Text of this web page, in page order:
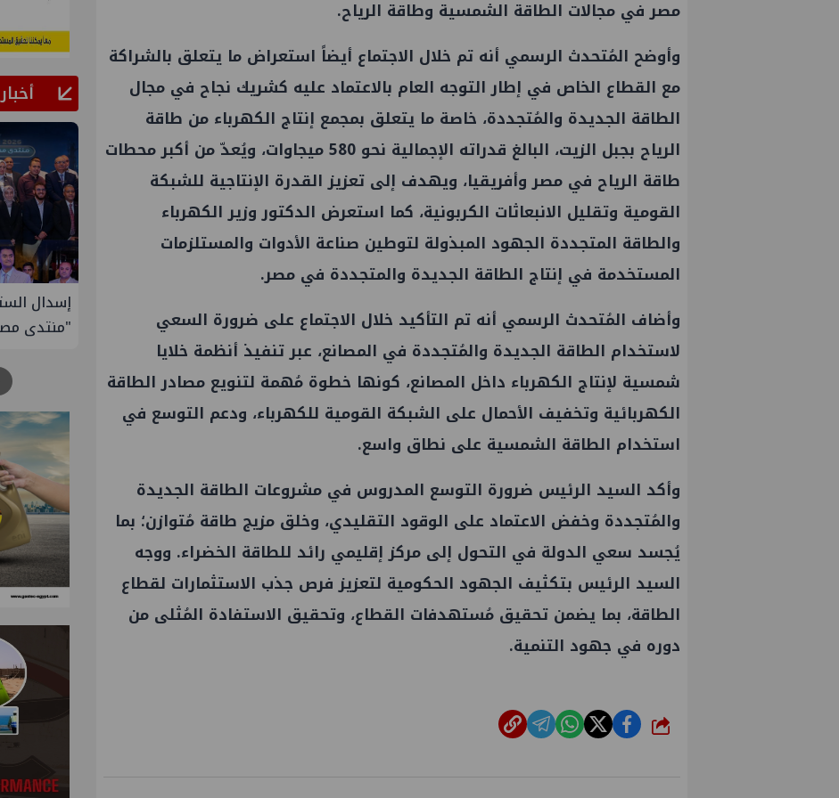
مصر في مجالات الطاقة الشمسية وطاقة الرياح.
وأوضح المُتحدث الرسمي أنه تم خلال الاجتماع أيضاً استعراض ما يتعلق بالشراكة
مع القطاع الخاص في إطار التوجه العام بالاعتماد عليه كشريك نجاح في مجال
الطاقة الجديدة والمُتجددة، خاصة ما يتعلق بمجمع إنتاج الكهرباء من طاقة
الرياح بجبل الزيت، البالغ قدراته الإجمالية نحو 580 ميجاوات، ويُعدّ من أكبر محطات
طاقة الرياح في مصر وأفريقيا، ويهدف إلى تعزيز القدرة الإنتاجية للشبكة
القومية وتقليل الانبعاثات الكربونية، كما استعرض الدكتور وزير الكهرباء
والطاقة المتجددة الجهود المبذولة لتوطين صناعة الأدوات والمستلزمات
المستخدمة في إنتاج الطاقة الجديدة والمتجددة في مصر.
وأضاف المُتحدث الرسمي أنه تم التأكيد خلال الاجتماع على ضرورة السعي
لاستخدام الطاقة الجديدة والمُتجددة في المصانع، عبر تنفيذ أنظمة خلايا
شمسية لإنتاج الكهرباء داخل المصانع، كونها خطوة مُهمة لتنويع مصادر الطاقة
الكهربائية وتخفيف الأحمال على الشبكة القومية للكهرباء، ودعم التوسع في
استخدام الطاقة الشمسية على نطاق واسع.
وأكد السيد الرئيس ضرورة التوسع المدروس في مشروعات الطاقة الجديدة
والمُتجددة وخفض الاعتماد على الوقود التقليدي، وخلق مزيج طاقة مُتوازن؛ بما
يُجسد سعي الدولة في التحول إلى مركز إقليمي رائد للطاقة الخضراء. ووجه
السيد الرئيس بتكثيف الجهود الحكومية لتعزيز فرص جذب الاستثمارات لقطاع
الطاقة، بما يضمن تحقيق مُستهدفات القطاع، وتحقيق الاستفادة المُثلى من
دوره في جهود التنمية.
شارك
أخبار
الأزمات
إسدال الستار على النسخة الثانية من
"منتدى مصر للطاقة والصناعة 2026" بنجاح